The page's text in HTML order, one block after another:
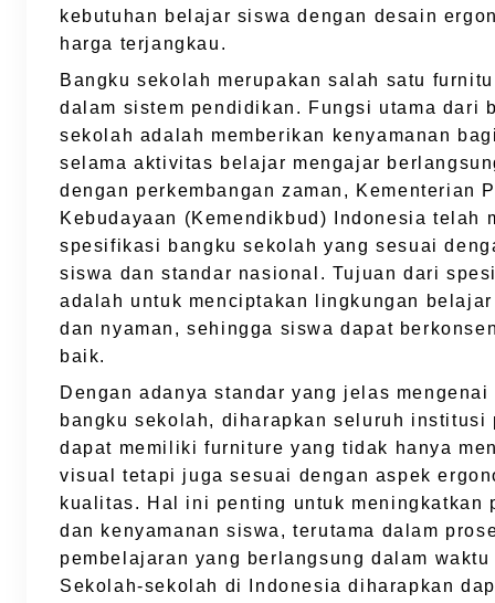
kebutuhan belajar siswa dengan desain
harga terjangkau.
Bangku sekolah merupakan salah satu
dalam sistem pendidikan. Fungsi utama dari
sekolah adalah memberikan kenyamanan
selama aktivitas belajar mengajar
dengan perkembangan zaman, Kementerian
Kebudayaan (Kemendikbud) Indonesia telah
spesifikasi bangku sekolah yang sesuai
siswa dan standar nasional. Tujuan dari
adalah untuk menciptakan lingkungan
dan nyaman, sehingga siswa dapat
baik.
Dengan adanya standar yang jelas
bangku sekolah, diharapkan seluruh institusi
dapat memiliki furniture yang tidak hanya
visual tetapi juga sesuai dengan aspek
kualitas. Hal ini penting untuk meningkatkan
dan kenyamanan siswa, terutama dalam
pembelajaran yang berlangsung dalam
Sekolah-sekolah di Indonesia diharapkan